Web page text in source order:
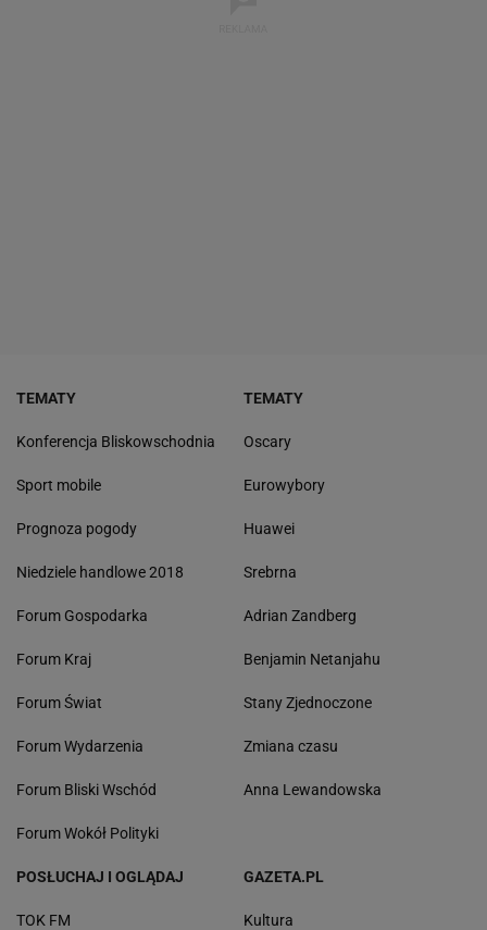
TEMATY
Konferencja Bliskowschodnia
Sport mobile
Prognoza pogody
Niedziele handlowe 2018
Forum Gospodarka
Forum Kraj
Forum Świat
Forum Wydarzenia
Forum Bliski Wschód
Forum Wokół Polityki
TEMATY
Oscary
Eurowybory
Huawei
Srebrna
Adrian Zandberg
Benjamin Netanjahu
Stany Zjednoczone
Zmiana czasu
Anna Lewandowska
POSŁUCHAJ I OGLĄDAJ
TOK FM
GAZETA.PL
Kultura